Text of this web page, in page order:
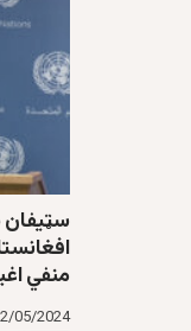
سټيفان
منفي
05/2024